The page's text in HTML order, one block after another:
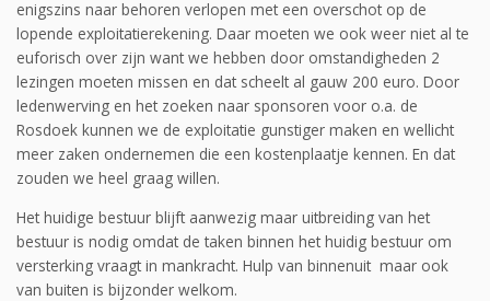
enigszins naar behoren verlopen met een overschot op de
lopende exploitatierekening. Daar moeten we ook weer niet al te
euforisch over zijn want we hebben door omstandigheden 2
lezingen moeten missen en dat scheelt al gauw 200 euro. Door
ledenwerving en het zoeken naar sponsoren voor o.a. de
Rosdoek kunnen we de exploitatie gunstiger maken en wellicht
meer zaken ondernemen die een kostenplaatje kennen. En dat
zouden we heel graag willen.
Het huidige bestuur blijft aanwezig maar uitbreiding van het
bestuur is nodig omdat de taken binnen het huidig bestuur om
versterking vraagt in mankracht. Hulp van binnenuit maar ook
van buiten is bijzonder welkom.